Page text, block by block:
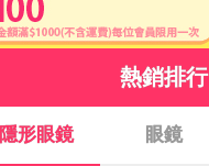
熱銷排行
隱形眼鏡 眼鏡